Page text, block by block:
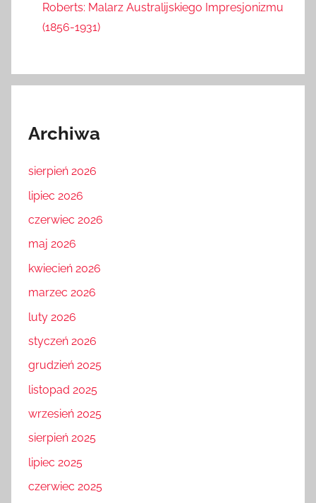
Roberts: Malarz Australijskiego Impresjonizmu
(1856-1931)
Archiwa
sierpień 2026
lipiec 2026
czerwiec 2026
maj 2026
kwiecień 2026
marzec 2026
luty 2026
styczeń 2026
grudzień 2025
listopad 2025
wrzesień 2025
sierpień 2025
lipiec 2025
czerwiec 2025